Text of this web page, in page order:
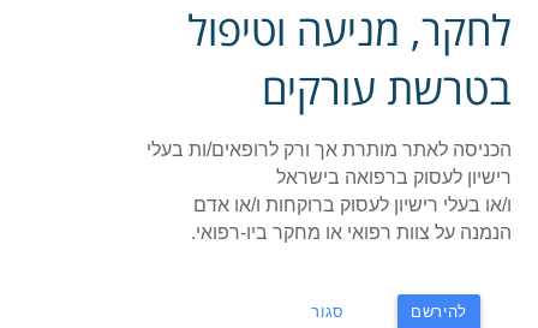
ראשי »
2023 יוני
קול קורא למענקי מחקר לחוקרים/ות צעירים
מערכת האתר 29 ביוני 2023 10:49
לפתיחה בחלון חדש
קרא עוד ←
הכנס ה-3 למחלות לב תורשתיות | יום שישי
מערכת האתר 30 ביוני 2023
לחקר, מניעה וטיפול
בטרשת עורקים
הכניסה לאתר מותרת אך ורק לרופאים/ות בעלי
רישיון לעסוק ברפואה בישראל
ו/או בעלי רישיון לעסוק ברוקחות ו/או אדם
הנמנה על צוות רפואי או מחקר ביו-רפואי.
להירשם סגור